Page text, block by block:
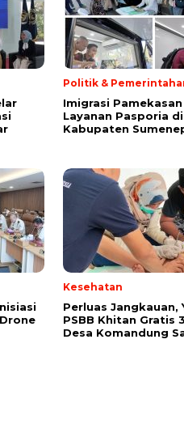
Politik &
Imigrasi
Layanan Pasporia
Kabupaten
Kesehatan
Perluas Jangkauan,
PSBB Khitan Gratis
Desa Komandung